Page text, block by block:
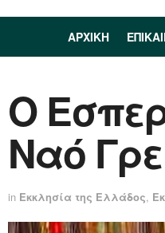
ΑΡΧΙΚΉ
Ο
Ναό
in Εκκλησία της Ελλάδος,